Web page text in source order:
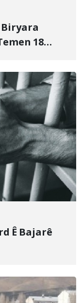
18
Ê Bajarê